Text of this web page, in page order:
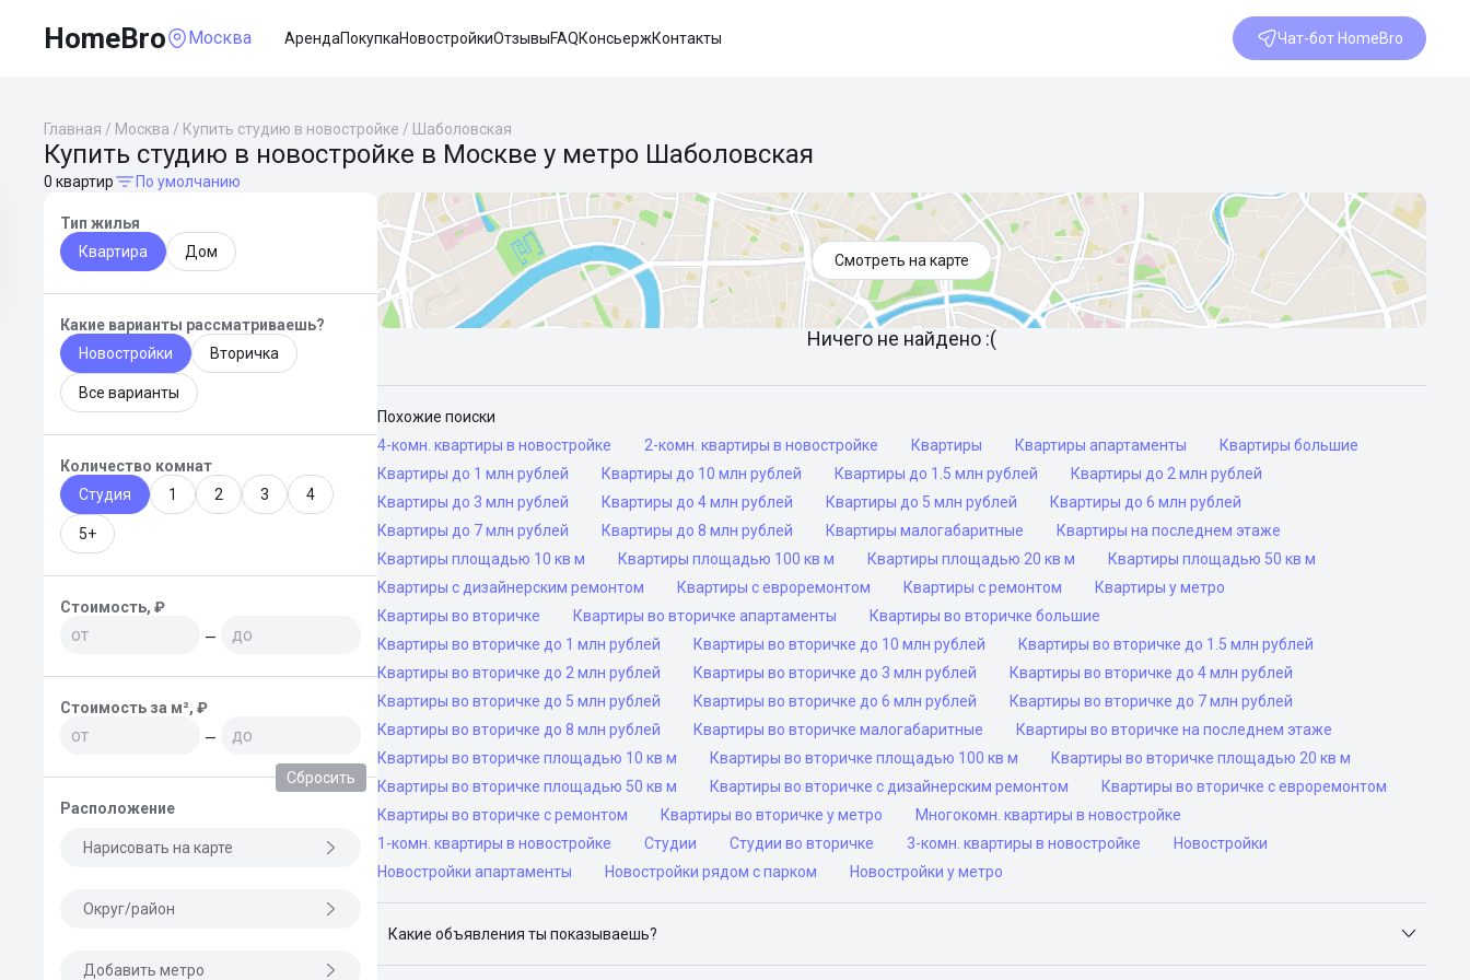
HomeBro Москва АрендаПокупкаНовостройкиОтзывыFAQКонсьержКонтакты Чат-бот HomeBro
Главная / Москва / Купить студию в новостройке / Шаболовская
Купить студию в новостройке в Москве у метро Шаболовская
0 квартир По умолчанию
Тип жилья
Квартира
Дом
Какие варианты рассматриваешь?
Новостройки
Вторичка
Все варианты
Количество комнат
Студия
1 2 3 4
5+
Стоимость, ₽
—
Стоимость за м², ₽
—
Сбросить
Расположение
Нарисовать на карте
Округ/район
Добавить метро
Смотреть на карте
Ничего не найдено :(
Похожие поиски
4-комн. квартиры в новостройке
2-комн. квартиры в новостройке Квартиры Квартиры апартаменты
Квартиры большие
Квартиры до 1 млн рублей
Квартиры до 10 млн рублей Квартиры до 1.5 млн рублей
Квартиры до 2 млн рублей
Квартиры до 3 млн рублей
Квартиры до 4 млн рублей Квартиры до 5 млн рублей
Квартиры до 6 млн рублей
Квартиры до 7 млн рублей
Квартиры до 8 млн рублей Квартиры малогабаритные
Квартиры на последнем этаже
Квартиры площадью 10 кв м
Квартиры площадью 100 кв м Квартиры площадью 20 кв м
Квартиры площадью 50 кв м
Квартиры с дизайнерским ремонтом
Квартиры с евроремонтом Квартиры с ремонтом
Квартиры у метро
Квартиры во вторичке
Квартиры во вторичке апартаменты
Квартиры во вторичке большие
Квартиры во вторичке до 1 млн рублей
Квартиры во вторичке до 10 млн рублей
Квартиры во вторичке до 1.5 млн рублей
Квартиры во вторичке до 2 млн рублей
Квартиры во вторичке до 3 млн рублей
Квартиры во вторичке до 4 млн рублей
Квартиры во вторичке до 5 млн рублей
Квартиры во вторичке до 6 млн рублей
Квартиры во вторичке до 7 млн рублей
Квартиры во вторичке до 8 млн рублей
Квартиры во вторичке малогабаритные
Квартиры во вторичке на последнем этаже
Квартиры во вторичке площадью 10 кв м
Квартиры во вторичке площадью 100 кв м
Квартиры во вторичке площадью 20 кв м
Квартиры во вторичке площадью 50 кв м
Квартиры во вторичке с дизайнерским ремонтом
Квартиры во вторичке с евроремонтом
Квартиры во вторичке с ремонтом
Квартиры во вторичке у метро
Многокомн. квартиры в новостройке
1-комн. квартиры в новостройке
Студии Студии во вторичке 3-комн. квартиры в новостройке
Новостройки
Новостройки апартаменты
Новостройки рядом с парком Новостройки у метро
Какие объявления ты показываешь?